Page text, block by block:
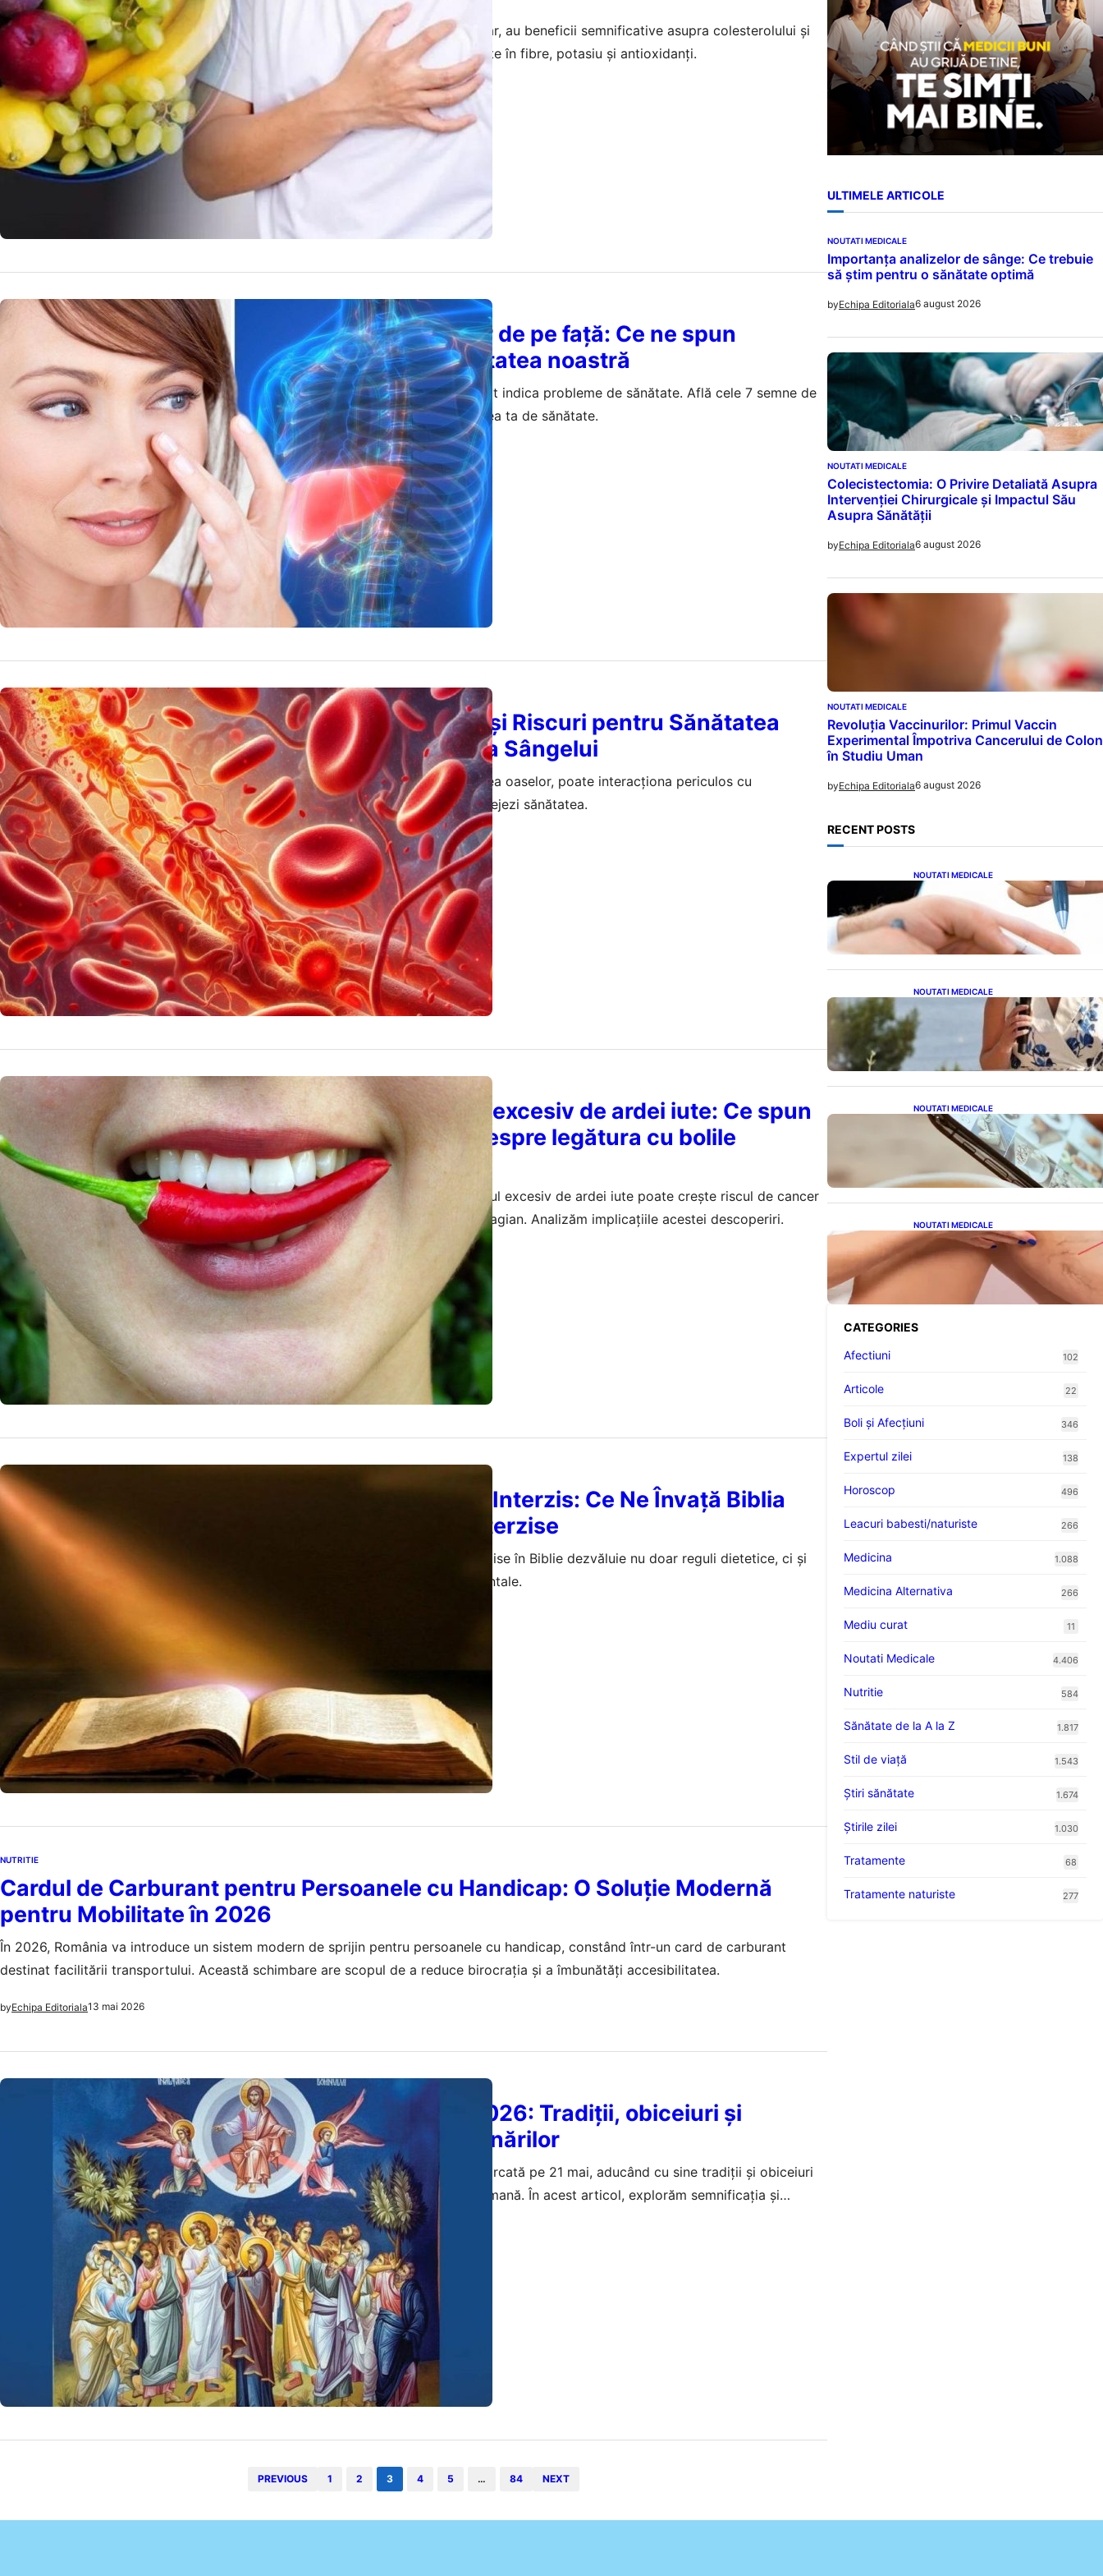
Bananele, un fruct accesibil și popular, au beneficii semnificative asupra colesterolului și
sănătății cardiovasculare, fiind bogate în fibre, potasiu și antioxidanți.
Echipa Editoriala 14 mai 2026
Descifrarea semnelor de pe față: Ce ne spun
acestea despre sănătatea noastră
Descoperă cum trăsăturile faciale pot indica probleme de sănătate. Află cele 7 semne de
pe față și ce pot sugera despre starea ta de sănătate.
byEchipa Editoriala14 mai 2026
NUTRITIE
Vitamina K: Beneficii și Riscuri pentru Sănătatea
Oaselor și Coagularea Sângelui
Vitamina K, esențială pentru sănătatea oaselor, poate interacționa periculos cu
anticoagulantele. Află cum să-ți protejezi sănătatea.
by Echipa Editoriala 14 mai 2026
Riscurile consumului excesiv de ardei iute: Ce spun
cercetările recente despre legătura cu bolile
digestive grave
Cercetările recente arată că consumul excesiv de ardei iute poate crește riscul de cancer
gastrointestinal, inclusiv cancer esofagian. Analizăm implicațiile acestei descoperiri.
byEchipa Editoriala
Înțelegerea Fructului Interzis: Ce Ne Învață Biblia
Despre Alimentele Interzise
Analiza profundă a alimentelor interzise în Biblie dezvăluie nu doar reguli dietetice, ci și
valori culturale și spirituale fundamentale.
NUTRITIE
Cardul de Carburant pentru Persoanele cu Handicap: O Soluție Modernă
pentru Mobilitate în 2026
În 2026, România va introduce un sistem modern de sprijin pentru persoanele cu handicap, constând într-un card de carburant
destinat facilitării transportului. Această schimbare are scopul de a reduce birocrația și a îmbunătăți accesibilitatea.
byEchipa Editoriala13 mai 2026
NUTRITIE
Înălțarea Domnului 2026: Tradiții, obiceiuri și
semnificații ale pomanărilor
Înălțarea Domnului din 2026 va fi marcată pe 21 mai, aducând cu sine tradiții și obiceiuri
importante legate de oferirea de pomană. În acest articol, explorăm semnificația și
tradițiile asociate cu această sărbătoare.
byEchipa Editoriala13 mai 2026
PREVIOUS 1 2 3 4 5 … 84 NEXT
ULTIMELE ARTICOLE
NOUTATI MEDICALE
Importanța analizelor de sânge: Ce trebuie
să știm pentru o sănătate optimă
byEchipa Editoriala6 august 2026
NOUTATI MEDICALE
Colecistectomia: O Privire Detaliată Asupra
Intervenției Chirurgicale și Impactul Său
Asupra Sănătății
byEchipa Editoriala6 august 2026
NOUTATI MEDICALE
Revoluția Vaccinurilor: Primul Vaccin
Experimental Împotriva Cancerului de Colon
în Studiu Uman
byEchipa Editoriala6 august 2026
RECENT POSTS
NOUTATI MEDICALE
Acordul României cu Banca
Mondială: O Analiză Detaliată a
Împrumutului și Condițiilor
Impuse
NOUTATI MEDICALE
Nașterea prințesei Eugenie la
Lisabona: O alegere plină de
semnificație pentru familia
regală britanică
NOUTATI MEDICALE
Revoluția Bateriilor pentru
Telefoane: Avantaje, Provocări
și Viitorul Tehnologiei
Energetice
NOUTATI MEDICALE
Varicele și Umflarea Picioarelor
pe Caniculă: Înțelegerea
Simptomelor și Măsurilor de
CATEGORIES
Afectiuni
102
Articole 22
Boli și Afecțiuni 346
Expertul zilei 138
Horoscop 496
Leacuri babesti/naturiste 266
Medicina 1.088
Medicina Alternativa 266
Mediu curat 11
Noutati Medicale 4.406
Nutritie 584
Sănătate de la A la Z 1.817
Stil de viaţă 1.543
Ştiri sănătate 1.674
Știrile zilei 1.030
Tratamente 68
Tratamente naturiste 277